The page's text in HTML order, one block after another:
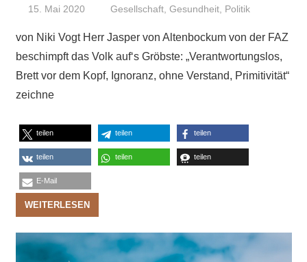
15. Mai 2020 Niki Vogt
Gesellschaft ,Gesundheit Politik
von Niki Vogt Herr Jasper von Altenbockum von der FAZ
beschimpft das Volk auf‘s Gröbste: „Verantwortungslos,
Brett vor dem Kopf, Ignoranz, ohne Verstand, Primitivität“
zeichne
teilen teilen teilen
teilen teilen teilen
E-Mail
WEITERLESEN